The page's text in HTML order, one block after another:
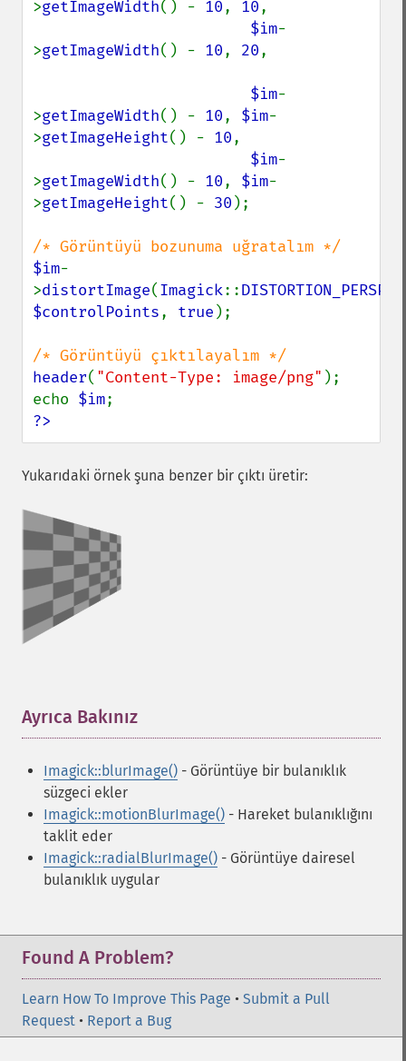
>getImageWidth() - 10, 10,
$im-
>getImageWidth() - 10, 20,
$im-
>getImageWidth() - 10, $im-
>getImageHeight() - 10,
$im-
>getImageWidth() - 10, $im-
>getImageHeight() - 30 );
$im-
>distortImage(Imagick::
$controlPoints, true );
header( "Content-Type: image/png" );
echo $im
?>
Yukarıdaki örnek şuna benzer bir çıktı üretir:
Ayrıca Bakınız
Imagick::blurImage() - Görüntüye bir bulanıklık
süzgeci ekler
Imagick::motionBlurImage() - Hareket bulanıklığını
taklit eder
Imagick::radialBlurImage() - Görüntüye dairesel
bulanıklık uygular
Found A Problem?
Learn How To Improve This Page • Submit a Pull
Request • Report a Bug